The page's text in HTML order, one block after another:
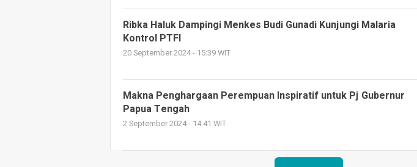
Ribka Haluk Dampingi Menkes Budi Gunadi Kunjungi Malaria
Kontrol PTFI
20 September 2024 - 15:39 WIT
Makna Penghargaan Perempuan Inspiratif untuk Pj Gubernur
Papua Tengah
2 September 2024 - 14:41 WIT